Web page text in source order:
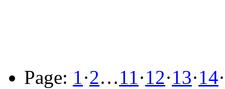
Page: 1·2…11·12·13·14·